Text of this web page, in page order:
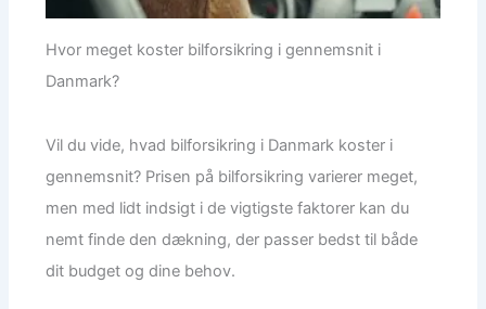
Hvor meget koster bilforsikring i gennemsnit i
Danmark?
Vil du vide, hvad bilforsikring i Danmark koster i
gennemsnit? Prisen på bilforsikring varierer meget,
men med lidt indsigt i de vigtigste faktorer kan du
nemt finde den dækning, der passer bedst til både
dit budget og dine behov.